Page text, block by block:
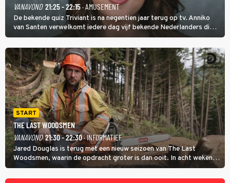
VANAVOND 21:25 - 22:15· AMUSEMENT
De bekende quiz Triviant is na negentien jaar terug op tv. Anniko
van Santen verwelkomt iedere dag vijf bekende Nederlanders die
vragen beantwoorden in verschillende categorieën. De beste
speler gaat direct door naar de finaleweek.
START
THE LAST WOODSMEN
VANAVOND 21:30 - 22:30· INFORMATIEF
Jared Douglas is terug met een nieuw seizoen van The Last
Woodsmen, waarin de opdracht groter is dan ooit. In acht weken
tijd probeert hij een miljoen dollar bij elkaar te vergaren om de
toekomst van het houthakkersbedrijf te verzekeren.